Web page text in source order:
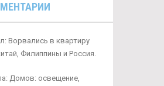
Ворвались в квартиру
Филиппины и Россия.
Домов: освещение,